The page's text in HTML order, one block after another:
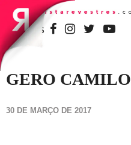
SIGA-NOS
GERO CAMILO
30 DE MARÇO DE 2017